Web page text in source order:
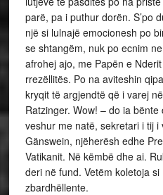
parë, pa i puthur dorën. S’po
një si lulnajë emocionesh po
se shtangëm, nuk po ecnim
afrohej ajo, me Papën e
rrezëllitës. Po na aviteshin
kryqit të argjendtë që i varej
Ratzinger. Wow! – do ia
veshur me natë, sekretari i tij
Gänswein, njëherësh edhe
Vatikanit. Në këmbë dhe ai.
deri në fund. Vetëm koletoja
zbardhëllente.